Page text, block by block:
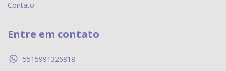
Contato
Entre em contato
5515991326818